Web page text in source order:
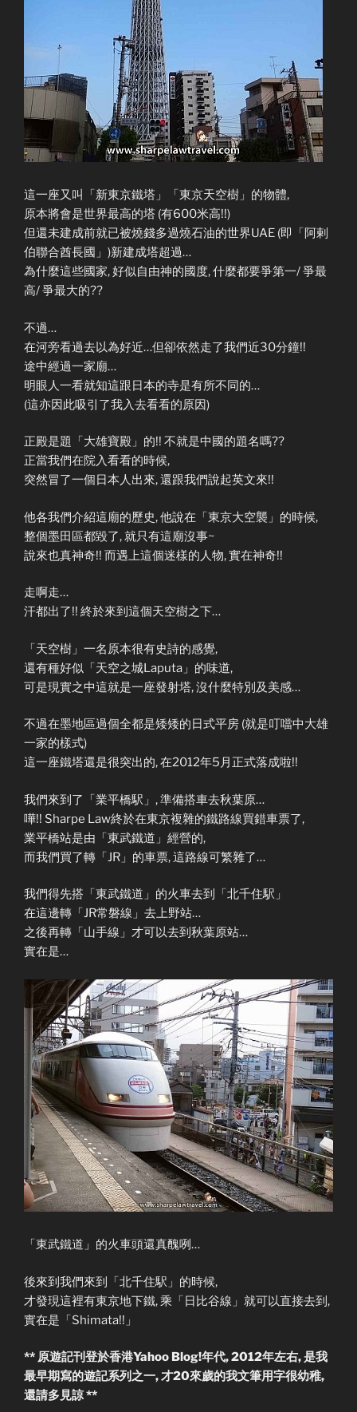
這一座又叫「新東京鐵塔」「東京天空樹」的物體,
原本將會是世界最高的塔 (有600米高!!)
但還未建成前就已被燒錢多過燒石油的世界UAE (即「阿剌
伯聯合酋長國」)新建成塔超過…
為什麼這些國家, 好似自由神的國度, 什麼都要爭第一/ 爭最
高/ 爭最大的??
不過…
在河旁看過去以為好近…但卻依然走了我們近30分鐘!!
途中經過一家廟…
明眼人一看就知這跟日本的寺是有所不同的…
(這亦因此吸引了我入去看看的原因)
正殿是題「大雄寶殿」的!! 不就是中國的題名嗎??
正當我們在院入看看的時候,
突然冒了一個日本人出來, 還跟我們說起英文來!!
他各我們介紹這廟的歷史, 他說在「東京大空襲」的時候,
整個墨田區都毀了, 就只有這廟沒事~
說來也真神奇!! 而遇上這個迷樣的人物, 實在神奇!!
走啊走…
汗都出了!! 終於來到這個天空樹之下…
「天空樹」一名原本很有史詩的感覺,
還有種好似「天空之城Laputa」的味道,
可是現實之中這就是一座發射塔, 沒什麼特別及美感…
不過在墨地區過個全都是矮矮的日式平房 (就是叮噹中大雄
一家的樣式)
這一座鐵塔還是很突出的, 在2012年5月正式落成啦!!
我們來到了「業平橋駅」, 準備搭車去秋葉原…
嘩!! Sharpe Law終於在東京複雜的鐵路線買錯車票了,
業平橋站是由「東武鐵道」經營的,
而我們買了轉「JR」的車票, 這路線可繁雜了…
我們得先搭「東武鐵道」的火車去到「北千住駅」
在這邊轉「JR常磐線」去上野站…
之後再轉「山手線」才可以去到秋葉原站…
實在是…
「東武鐵道」的火車頭還真醜咧…
後來到我們來到「北千住駅」的時候,
才發現這裡有東京地下鐵, 乘「日比谷線」就可以直接去到,
實在是「Shimata!!」
** 原遊記刊登於香港Yahoo Blog!年代, 2012年左右, 是我
最早期寫的遊記系列之一, 才20來歲的我文筆用字很幼稚,
還請多見諒 **